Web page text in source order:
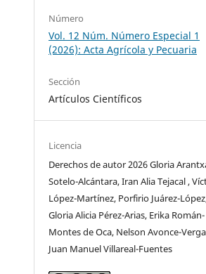
Número
Vol. 12 Núm. Número Especial 1
(2026): Acta Agrícola y Pecuaria
Sección
Artículos Científicos
Licencia
Derechos de autor 2026 Gloria
Sotelo-Alcántara, Iran Alia Tejacal ,
López-Martínez, Porfirio Juárez-
Gloria Alicia Pérez-Arias, Erika Román-
Montes de Oca, Nelson Avonce-
Juan Manuel Villareal-Fuentes